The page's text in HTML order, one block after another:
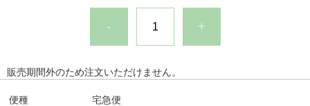
- +
販売期間外のため注文いただけません。
便種
宅急便